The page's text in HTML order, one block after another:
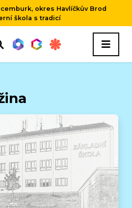
okres Havlíčkův Brod
škola s tradicí